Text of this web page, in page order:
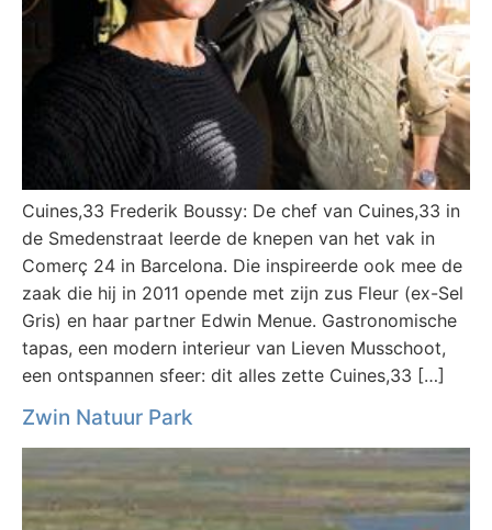
Cuines,33 Frederik Boussy: De chef van Cuines,33 in
de Smedenstraat leerde de knepen van het vak in
Comerç 24 in Barcelona. Die inspireerde ook mee de
zaak die hij in 2011 opende met zijn zus Fleur (ex-Sel
Gris) en haar partner Edwin Menue. Gastronomische
tapas, een modern interieur van Lieven Musschoot,
een ontspannen sfeer: dit alles zette Cuines,33 […]
Zwin Natuur Park